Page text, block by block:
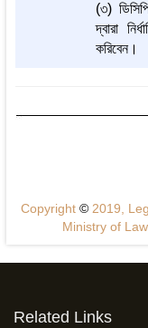
(৩)
দ্বারা
করিবেন।
Copyright ©2019,
Ministry of
Related Links